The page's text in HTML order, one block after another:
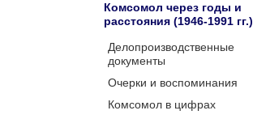
Комсомол через годы и
расстояния (1946-1991 гг.)
Делопроизводственные
документы
Очерки и воспоминания
Комсомол в цифрах